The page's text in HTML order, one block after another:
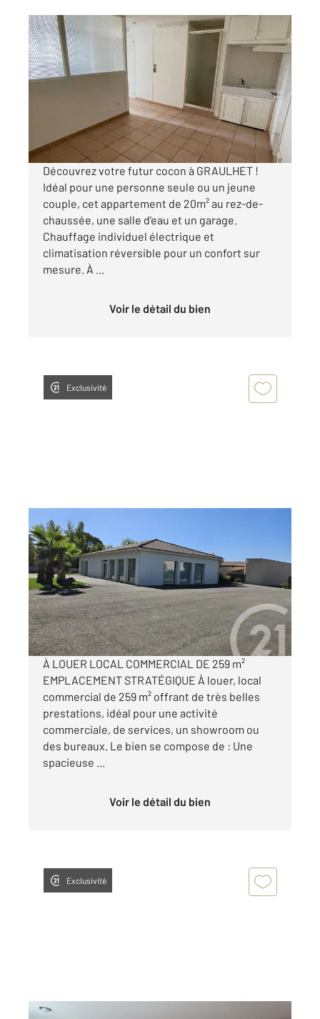
GRAULHET 81
20 m2, 1 pièce
Ref : 13815
Appartement Studio à louer
295 €
par mois charges comprises
Découvrez votre futur cocon à GRAULHET !
Idéal pour une personne seule ou un jeune
couple, cet appartement de 20m² au rez-de-
chaussée, une salle d'eau et un garage.
Chauffage individuel électrique et
climatisation réversible pour un confort sur
mesure. À ...
Voir le détail du bien
Exclusivité
GRAULHET 81
259 m2, 4 pièces
Ref : 14069
Appartement Local à louer
2 860 €
par mois charges comprises
À LOUER LOCAL COMMERCIAL DE 259 m²
EMPLACEMENT STRATÉGIQUE À louer, local
commercial de 259 m² offrant de très belles
prestations, idéal pour une activité
commerciale, de services, un showroom ou
des bureaux. Le bien se compose de : Une
spacieuse ...
Voir le détail du bien
Exclusivité